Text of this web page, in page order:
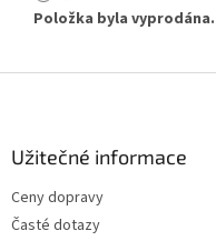
Položka byla
Užitečné informace
Ceny dopravy
Časté dotazy